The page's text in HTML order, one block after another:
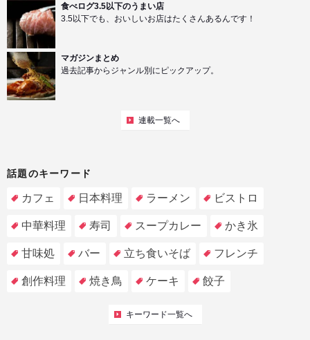
食べログ3.5以下のうまい店
3.5以下でも、おいしいお店はたくさんあるんです！
マガジンまとめ
過去記事からジャンル別にピックアップ。
連載一覧へ
話題のキーワード
カフェ 日本料理 ラーメン ビストロ
中華料理 寿司 スープカレー かき氷
甘味処 バー 立ち食いそば フレンチ
創作料理 焼き鳥 ケーキ 餃子
キーワード一覧へ